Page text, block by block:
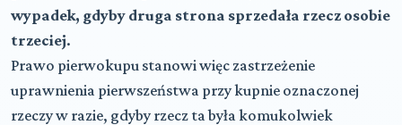
wypadek, gdyby druga strona sprzedała rzecz osobie
trzeciej.
Prawo pierwokupu stanowi więc zastrzeżenie
uprawnienia pierwszeństwa przy kupnie oznaczonej
rzeczy w razie, gdyby rzecz ta była komukolwiek